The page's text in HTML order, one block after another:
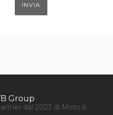
INVIA
Group
dal 2023 di Moto.it